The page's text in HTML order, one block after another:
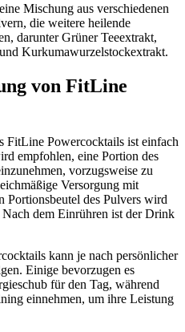
Mischung aus verschiedenen
die weitere heilende
darunter Grüner Teeextrakt,
Kurkumawurzelstockextrakt.
von FitLine
FitLine Powercocktails ist einfach
empfohlen, eine Portion des
vorzugsweise zu
Versorgung mit
Portionsbeutel des Pulvers wird
dem Einrühren ist der Drink
kann je nach persönlicher
Einige bevorzugen es
für den Tag, während
einnehmen, um ihre Leistung